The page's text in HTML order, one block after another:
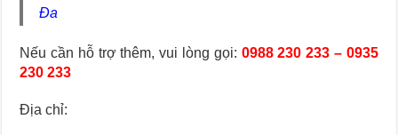
Đa
Nếu cần hỗ trợ thêm, vui lòng gọi: 0988 230 233 – 0935
230 233
Địa chỉ: